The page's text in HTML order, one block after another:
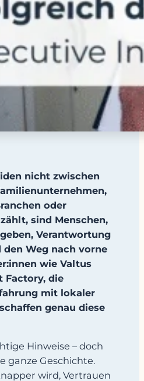
nicht zwischen
oder
sind Menschen,
Verantwortung
Weg nach vorne
wie Valtus
Factory, die
mit lokaler
genau diese
Hinweise – doch
ganze Geschichte.
wird, Vertrauen